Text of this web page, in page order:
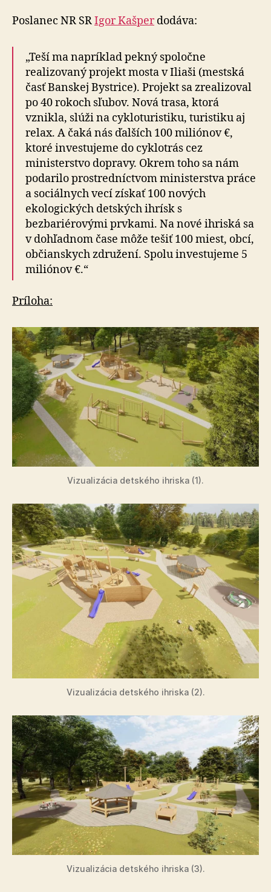
Poslanec NR SRIgor Kašperdodáva:
„Teší ma napríklad pekný spoločne
realizovaný projekt mosta v Iliaši (mestská
časť Banskej Bystrice). Projekt sa zrealizoval
po 40 rokoch sľubov. Nová trasa, ktorá
vznikla, slúži na cykloturistiku, turistiku aj
relax. A čaká nás ďalších 100 miliónov €,
ktoré investujeme do cyklotrás cez
ministerstvo dopravy. Okrem toho sa nám
podarilo prostredníctvom ministerstva práce
a sociálnych vecí získať 100 nových
ekologických detských ihrísk s
bezbariérovými prvkami. Na nové ihriská sa
v dohľadnom čase môže tešiť 100 miest, obcí,
občianskych združení. Spolu investujeme 5
miliónov €.“
Príloha:
Vizualizácia detského ihriska (1).
Vizualizácia detského ihriska (2).
Vizualizácia detského ihriska (3).